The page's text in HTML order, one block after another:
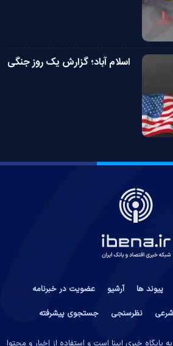
اسلام آباد؛ گزارش یک روز جنگی
پیوند ها آرشیو
عضویت در خبرنامه
نظرسنجی جستجوی پیشرفته
پایگاه خبری ایبِنا است و استفاده از اخبار و محتوا